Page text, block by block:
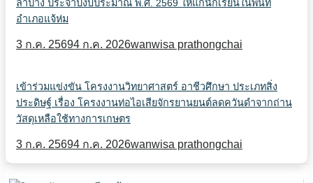
ลำปาง ประจำปีงบประมาณ พ.ศ. 2569 ให้แก่นักเรียนในพื้นที่
อำเภอแจ้ห่ม
3 ก.ค. 25694 ก.ค. 2026wanwisa prathongchai
เข้าร่วมแข่งขัน โครงงานวิทยาศาสตร์ อาชีวศึกษา ประเภทสิ่ง
ประดิษฐ์ เรื่อง โครงงานท่อไอเสียจักรยานยนต์ลดควันดำจากถ่าน
วัสดุเหลือใช้ทางการเกษตร
3 ก.ค. 25694 ก.ค. 2026wanwisa prathongchai